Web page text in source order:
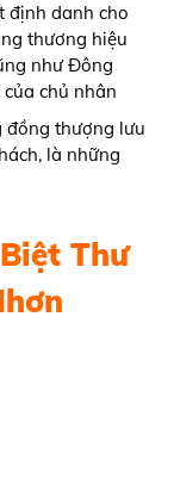
định danh cho
thương hiệu
như Đông
chủ nhân
đồng thượng lưu
là những
Thư